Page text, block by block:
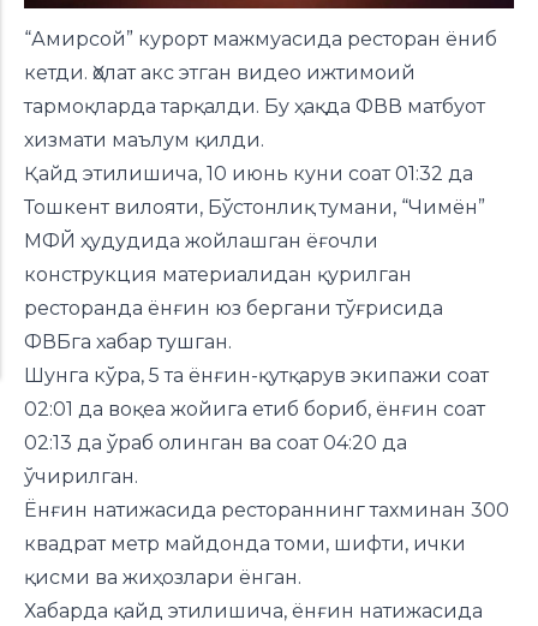
“Амирсой” курорт мажмуасида ресторан ёниб
кетди. Ҳолат акс этган видео ижтимоий
тармоқларда тарқалди. Бу ҳақда ФВВ матбуот
хизмати маълум қилди.
Қайд этилишича, 10 июнь куни соат 01:32 да
Тошкент вилояти, Бўстонлиқ тумани, “Чимён”
МФЙ ҳудудида жойлашган ёғочли
конструкция материалидан қурилган
ресторанда ёнғин юз бергани тўғрисида
ФВБга хабар тушган.
Шунга кўра, 5 та ёнғин-қутқарув экипажи соат
02:01 да воқеа жойига етиб бориб, ёнғин соат
02:13 да ўраб олинган ва соат 04:20 да
ўчирилган.
Ёнғин натижасида рестораннинг тахминан 300
квадрат метр майдонда томи, шифти, ички
қисми ва жиҳозлари ёнган.
Хабарда қайд этилишича, ёнғин натижасида